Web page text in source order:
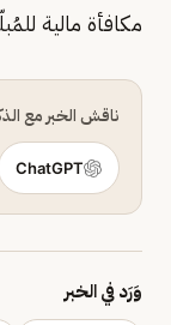
مكافأة مالية
ناقش الخبر مع
ChatGPT
وَرَد في الخبر